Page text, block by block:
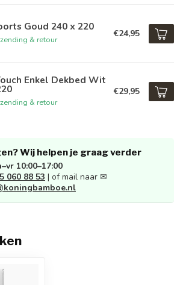
Goud 240 x 220
& retour
€24,95
Enkel Dekbed Wit
& retour
€29,95
Wij helpen je graag verder
10:00–17:00
060 88 53 | of mail naar ✉